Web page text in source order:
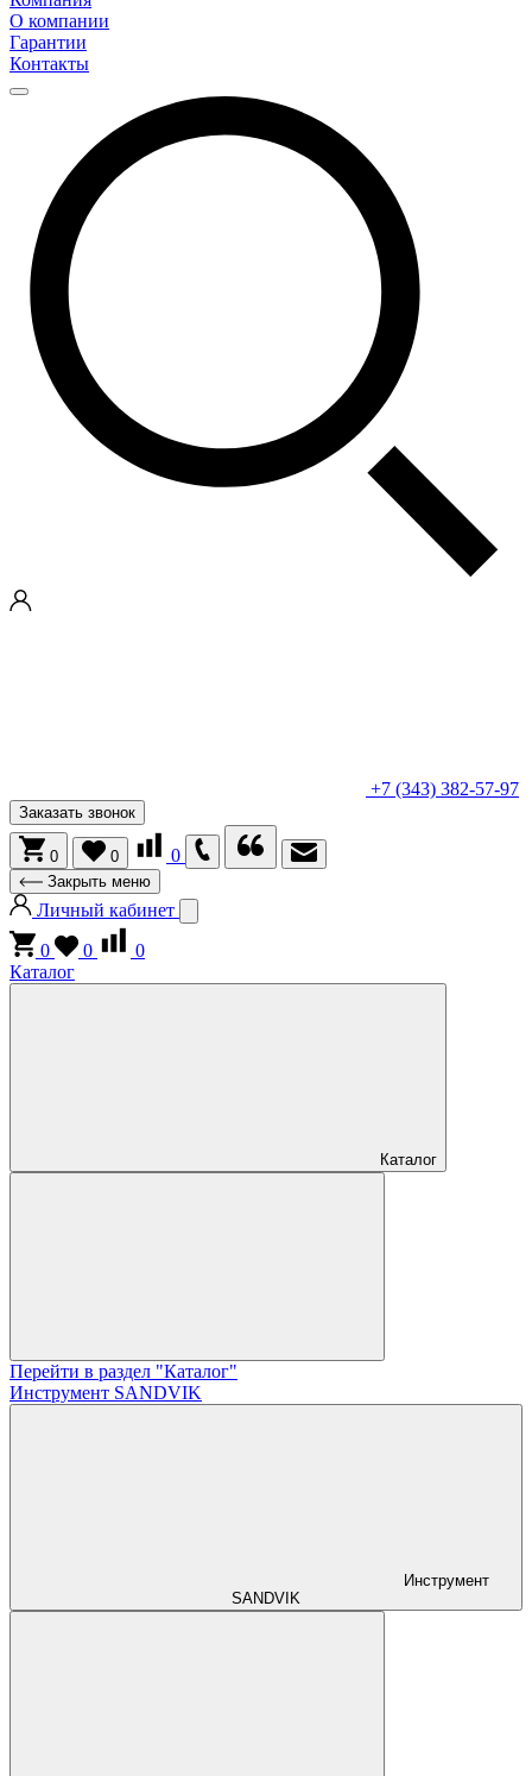
О компании
Гарантии
Контакты
+7 (343) 382-57-97
Заказать звонок
0 0 0
Закрыть меню
Личный кабинет
0
0
0
Каталог
Каталог
Перейти в раздел "Каталог"
Инструмент SANDVIK
Инструмент
SANDVIK